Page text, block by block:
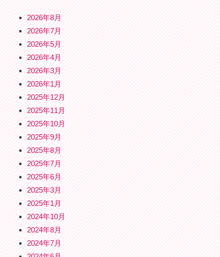
2026年8月
2026年7月
2026年5月
2026年4月
2026年3月
2026年1月
2025年12月
2025年11月
2025年10月
2025年9月
2025年8月
2025年7月
2025年6月
2025年3月
2025年1月
2024年10月
2024年8月
2024年7月